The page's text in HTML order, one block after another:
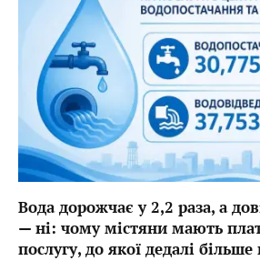
Вода дорожчає у 2,2 раза, а
— ні: чому містяни мають
послугу, до якої дедалі більше